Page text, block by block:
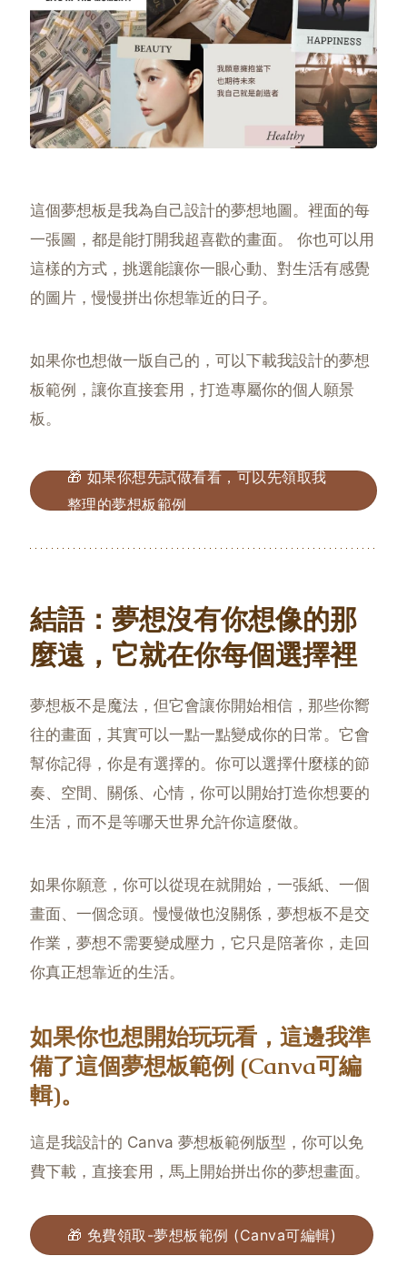
這個夢想板是我為自己設計的夢想地圖。裡面的每
一張圖，都是能打開我超喜歡的畫面。 你也可以用
這樣的方式，挑選能讓你一眼心動、對生活有感覺
的圖片，慢慢拼出你想靠近的日子。
如果你也想做一版自己的，可以下載我設計的夢想
板範例，讓你直接套用，打造專屬你的個人願景
板。
🎁 如果你想先試做看看，可以先領取我
整理的夢想板範例
結語：夢想沒有你想像的那
麼遠，它就在你每個選擇裡
夢想板不是魔法，但它會讓你開始相信，那些你嚮
往的畫面，其實可以一點一點變成你的日常。它會
幫你記得，你是有選擇的。你可以選擇什麼樣的節
奏、空間、關係、心情，你可以開始打造你想要的
生活，而不是等哪天世界允許你這麼做。
如果你願意，你可以從現在就開始，一張紙、一個
畫面、一個念頭。慢慢做也沒關係，夢想板不是交
作業，夢想不需要變成壓力，它只是陪著你，走回
你真正想靠近的生活。
如果你也想開始玩玩看，這邊我準
備了這個夢想板範例 (Canva可編
輯)。
這是我設計的 Canva 夢想板範例版型，你可以免
費下載，直接套用，馬上開始拼出你的夢想畫面。
🎁 免費領取-夢想板範例 (Canva可編輯)